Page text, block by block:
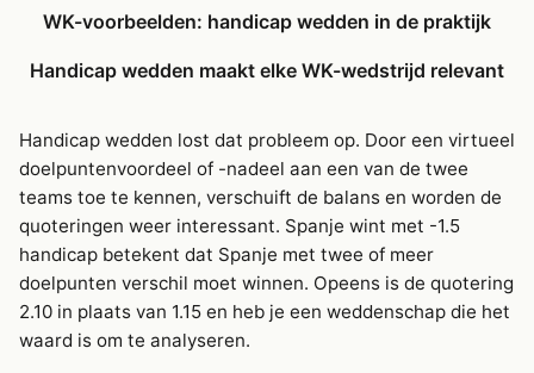
WK-voorbeelden: handicap wedden in de praktijk
Handicap wedden maakt elke WK-wedstrijd relevant
Handicap wedden lost dat probleem op. Door een virtueel
doelpuntenvoordeel of -nadeel aan een van de twee
teams toe te kennen, verschuift de balans en worden de
quoteringen weer interessant. Spanje wint met -1.5
handicap betekent dat Spanje met twee of meer
doelpunten verschil moet winnen. Opeens is de quotering
2.10 in plaats van 1.15 en heb je een weddenschap die het
waard is om te analyseren.